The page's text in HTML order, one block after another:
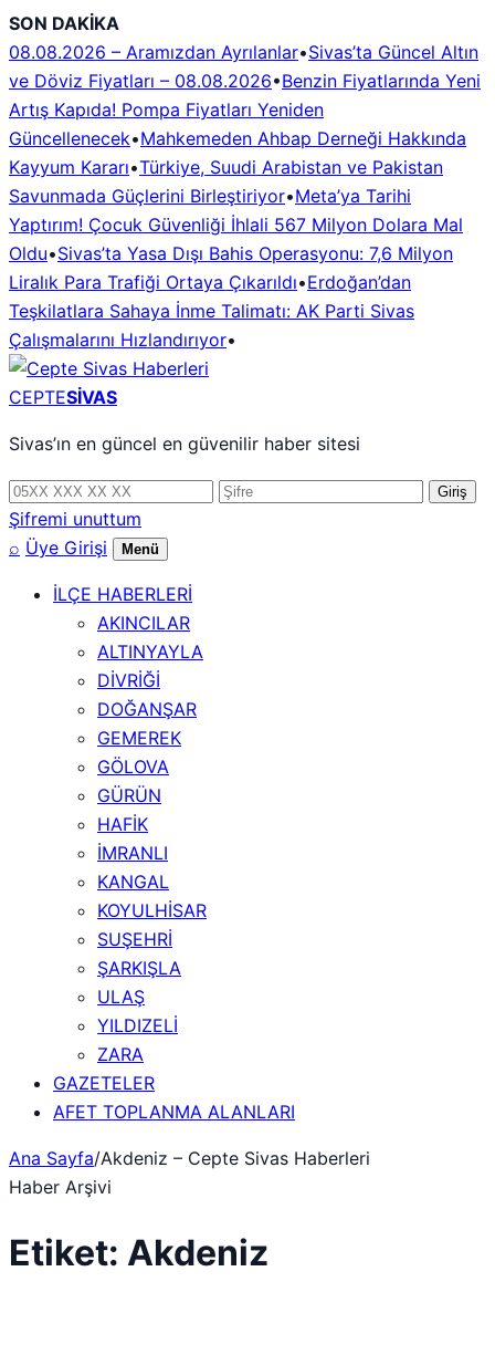
İçeriğe
geç
SON DAKİKA
08.08.2026 – Aramızdan Ayrılanlar•Sivas’ta Güncel Altın
ve Döviz Fiyatları – 08.08.2026•Benzin Fiyatlarında Yeni
Artış Kapıda! Pompa Fiyatları Yeniden
Güncellenecek•Mahkemeden Ahbap Derneği Hakkında
Kayyum Kararı•Türkiye, Suudi Arabistan ve Pakistan
Savunmada Güçlerini Birleştiriyor•Meta’ya Tarihi
Yaptırım! Çocuk Güvenliği İhlali 567 Milyon Dolara Mal
Oldu•Sivas’ta Yasa Dışı Bahis Operasyonu: 7,6 Milyon
Liralık Para Trafiği Ortaya Çıkarıldı•Erdoğan’dan
Teşkilatlara Sahaya İnme Talimatı: AK Parti Sivas
Çalışmalarını Hızlandırıyor•
CEPTESİVAS
Sivas’ın en güncel en güvenilir haber sitesi
Telefon
numarası
Şifre Giriş
Şifremi unuttum
⌕ Üye Girişi Menü
İLÇE HABERLERİ
AKINCILAR
ALTINYAYLA
DİVRİĞİ
DOĞANŞAR
GEMEREK
GÖLOVA
GÜRÜN
HAFİK
İMRANLI
KANGAL
KOYULHİSAR
SUŞEHRİ
ŞARKIŞLA
ULAŞ
YILDIZELİ
ZARA
GAZETELER
AFET TOPLANMA ALANLARI
Ana Sayfa/Akdeniz – Cepte Sivas Haberleri
Haber Arşivi
Etiket: Akdeniz